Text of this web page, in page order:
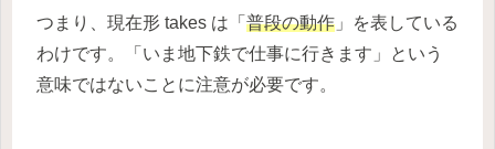
つまり、現在形 takes は「 普段の動作 」を表している
わけです。「いま地下鉄で仕事に行きます」という
意味ではないことに注意が必要です。